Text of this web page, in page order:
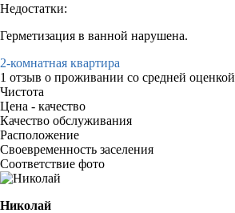
Недостатки:
Герметизация в ванной нарушена.
2-комнатная квартира
1 отзыв о проживании со средней оценкой
Чистота
Цена - качество
Качество обслуживания
Расположение
Своевременность заселения
Соответствие фото
Николай